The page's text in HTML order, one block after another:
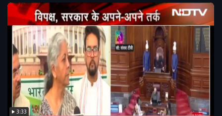
3:33